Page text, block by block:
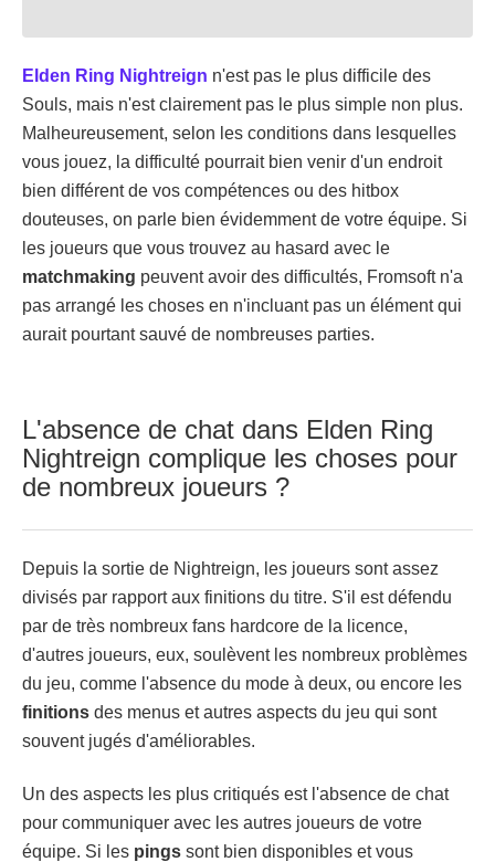
Elden Ring Nightreign n'est pas le plus difficile des
Souls, mais n'est clairement pas le plus simple non plus.
Malheureusement, selon les conditions dans lesquelles
vous jouez, la difficulté pourrait bien venir d'un endroit
bien différent de vos compétences ou des hitbox
douteuses, on parle bien évidemment de votre équipe. Si
les joueurs que vous trouvez au hasard avec le
matchmaking peuvent avoir des difficultés, Fromsoft n'a
pas arrangé les choses en n'incluant pas un élément qui
aurait pourtant sauvé de nombreuses parties.
L'absence de chat dans Elden Ring
Nightreign complique les choses pour
de nombreux joueurs ?
Depuis la sortie de Nightreign, les joueurs sont assez
divisés par rapport aux finitions du titre. S'il est défendu
par de très nombreux fans hardcore de la licence,
d'autres joueurs, eux, soulèvent les nombreux problèmes
du jeu, comme l'absence du mode à deux, ou encore les
finitions des menus et autres aspects du jeu qui sont
souvent jugés d'améliorables.
Un des aspects les plus critiqués est l'absence de chat
pour communiquer avec les autres joueurs de votre
équipe. Si les pings sont bien disponibles et vous